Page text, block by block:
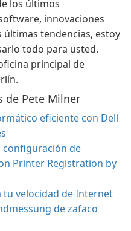
los últimos
innovaciones
últimas tendencias, estoy
todo para usted.
principal de
de Pete Milner
eficiente con Dell
configuración de
Printer Registration by
tu velocidad de Internet
de zafaco